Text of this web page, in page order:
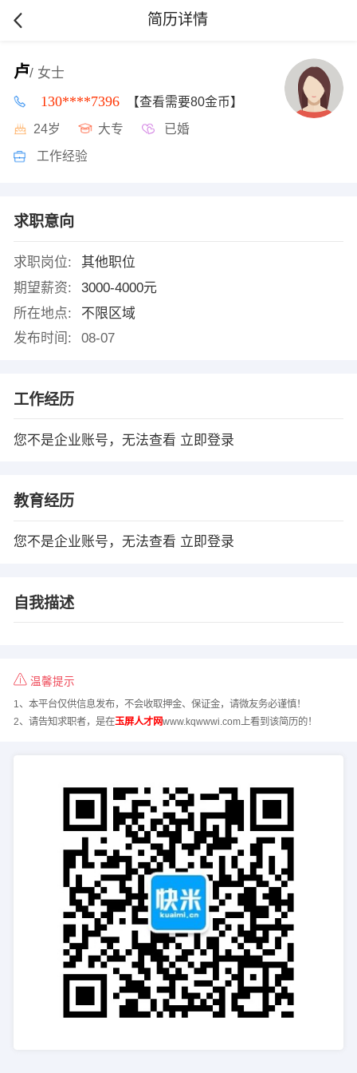
简历详情
卢/ 女士
130****7396 【查看需要80金币】
24岁 大专 已婚
工作经验
求职意向
求职岗位:
其他职位
期望薪资:
3000-4000元
所在地点:
不限区域
发布时间:
08-07
工作经历
您不是企业账号，无法查看 立即登录
教育经历
您不是企业账号，无法查看 立即登录
自我描述
温馨提示
1、本平台仅供信息发布，不会收取押金、保证金，请微友务必谨慎！
2、请告知求职者，是在玉屏人才网www.kqwwwi.com上看到该简历的！